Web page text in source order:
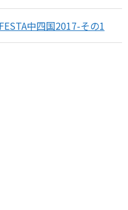
中四国2017-その1